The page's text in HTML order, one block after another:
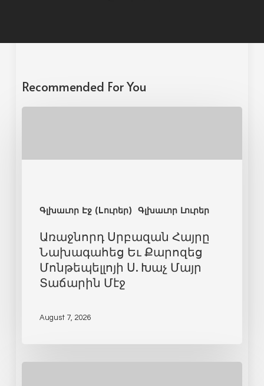
Recommended For You
Գլխաւոր Էջ (Lուրեր) Գլխաւոր Լուրեր
Առաջնորդ Սրբազան Հայրը
Նախագահեց Եւ Քարոզեց
Մոնթեպելլոյի Ս. Խաչ Մայր
Տաճարին Մէջ
August 7, 2026